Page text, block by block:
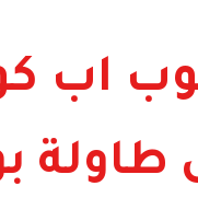
اب